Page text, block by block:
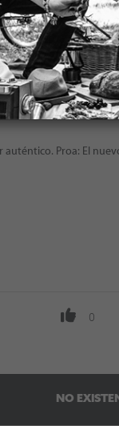
tortillas,
guiada por territorios
Es la naturaleza
ostentan de cordillera
de humo y picor, de
auténtico. Proa: El
0
NO